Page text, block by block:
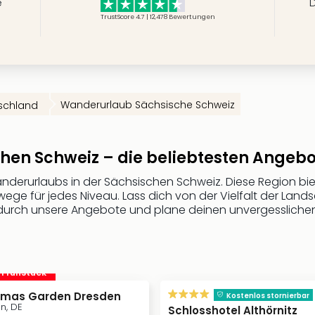
TrustScore 4.7 | 12,478 Bewertungen
Wanderurlaub Sächsische Schweiz
Schweiz – die beliebtesten
in der Sächsischen Schweiz. Diese Region
für jedes Niveau. Lass dich von der Vielfalt der
unsere Angebote und plane deinen
Frühstück
Garden Dresden
DE
Kostenlos stornierbar
Schlosshotel Althörnitz